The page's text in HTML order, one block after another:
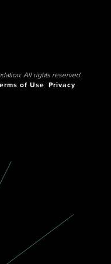
All rights reserved.
of Use
Privacy